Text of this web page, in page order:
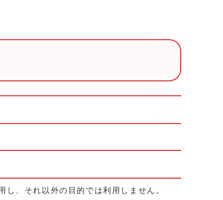
、それ以外の目的では利用しません。